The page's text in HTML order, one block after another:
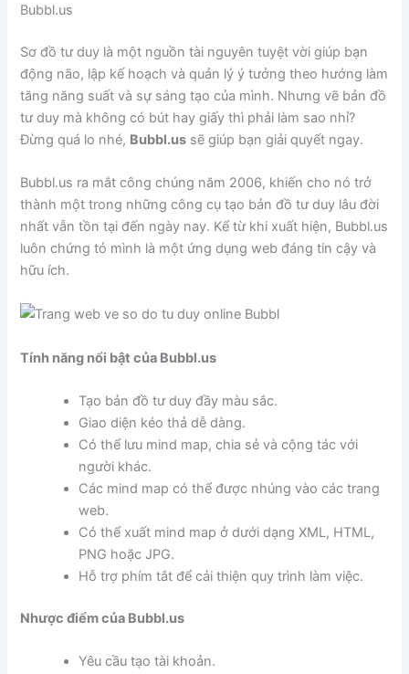
Bubbl.us
Sơ đồ tư duy là một nguồn tài nguyên tuyệt vời giúp bạn
động não, lập kế hoạch và quản lý ý tưởng theo hướng làm
tăng năng suất và sự sáng tạo của mình. Nhưng vẽ bản đồ
tư duy mà không có bút hay giấy thì phải làm sao nhỉ?
Đừng quá lo nhé, Bubbl.us sẽ giúp bạn giải quyết ngay.
Bubbl.us ra mắt công chúng năm 2006, khiến cho nó trở
thành một trong những công cụ tạo bản đồ tư duy lâu đời
nhất vẫn tồn tại đến ngày nay. Kể từ khi xuất hiện, Bubbl.us
luôn chứng tỏ mình là một ứng dụng web đáng tin cậy và
hữu ích.
Tính năng nổi bật của Bubbl.us
Tạo bản đồ tư duy đầy màu sắc.
Giao diện kéo thả dễ dàng.
Có thể lưu mind map, chia sẻ và cộng tác với
người khác.
Các mind map có thể được nhúng vào các trang
web.
Có thể xuất mind map ở dưới dạng XML, HTML,
PNG hoặc JPG.
Hỗ trợ phím tắt để cải thiện quy trình làm việc.
Nhược điểm của Bubbl.us
Yêu cầu tạo tài khoản.